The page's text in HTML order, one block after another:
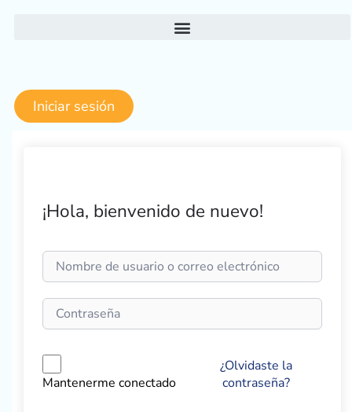
Iniciar sesión
¡Hola, bienvenido de nuevo!
Mantenerme conectado
¿Olvidaste la
contraseña?